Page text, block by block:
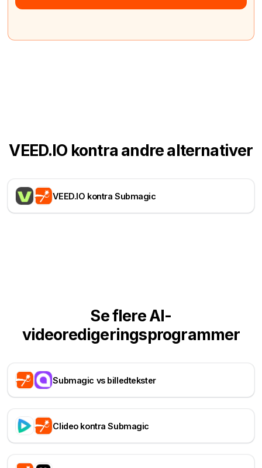
VEED.IO kontra andre alternativer
VEED.IO kontra Submagic
Se flere AI-
videoredigeringsprogrammer
Submagic vs billedtekster
Clideo kontra Submagic